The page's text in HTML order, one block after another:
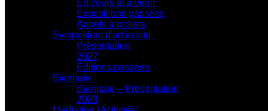
En cours et à venir
Expositions passées
Appels à projets
Symposium d'art in situ
Présentation
2027
Éditions passées
Biennale
Biennale – Présentation
2028